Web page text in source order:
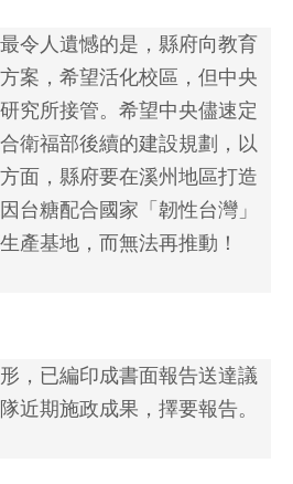
令人遺憾的是，縣府向教育
案，希望活化校區，但中央
究所接管。希望中央儘速定
衛福部後續的建設規劃，以
面，縣府要在溪州地區打造
台糖配合國家「韌性台灣」
產基地，而無法再推動！
，已編印成書面報告送達議
近期施政成果，擇要報告。